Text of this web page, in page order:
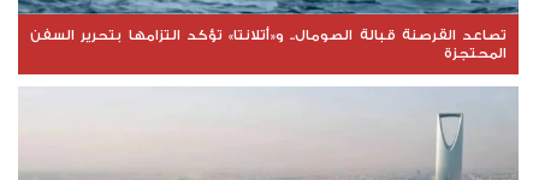
تصاعد القرصنة قبالة الصومال.. و«أتلانتا» تؤكد التزامها بتحرير السفن
المحتجزة